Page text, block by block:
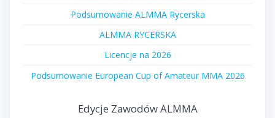
Podsumowanie ALMMA Rycerska
ALMMA RYCERSKA
Licencje na 2026
Podsumowanie European Cup of Amateur MMA 2026
Edycje Zawodów ALMMA